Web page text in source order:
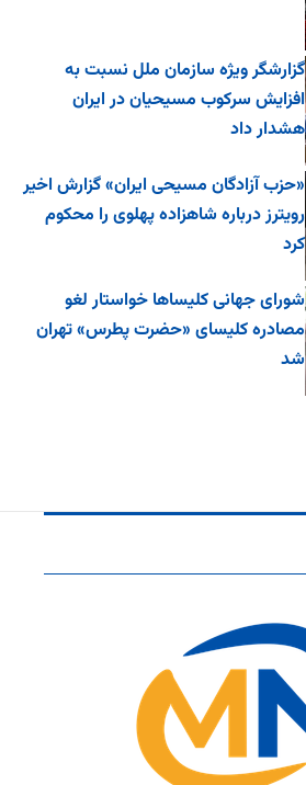
گزارشگر ویژه سازمان ملل نسبت به
افزایش سرکوب مسیحیان در ایران
هشدار داد
«حزب آزادگان مسیحی ایران» گزارش اخیر
رویترز درباره شاهزاده پهلوی را محکوم
کرد
شورای جهانی کلیساها خواستار لغو
مصادره کلیسای «حضرت پطرس» تهران
شد